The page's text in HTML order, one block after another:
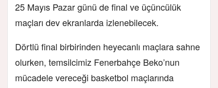
25 Mayıs Pazar günü de final ve üçüncülük
maçları dev ekranlarda izlenebilecek.
Dörtlü final birbirinden heyecanlı maçlara sahne
olurken, temsilcimiz Fenerbahçe Beko’nun
mücadele vereceği basketbol maçlarında